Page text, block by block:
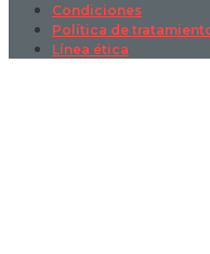
Condiciones
Política de
Línea ética